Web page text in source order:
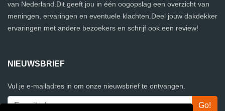
van Nederland.Dit geeft jou in één oogopslag een overzicht van
meningen, ervaringen en eventuele klachten.Deel jouw dakdekker
ervaringen met andere bezoekers en schrijf ook een review!
NIEUWSBRIEF
Vul je e-mailadres in om onze nieuwsbrief te ontvangen.